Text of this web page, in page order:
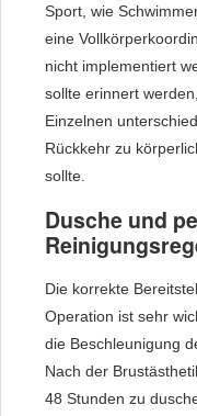
Sport, wie
eine
nicht implementiert
sollte erinnert
Einzelnen
Rückkehr zu
sollte.
Dusche und
Die korrekte
Operation ist sehr
die Beschleunigung
Nach der
48 Stunden zu